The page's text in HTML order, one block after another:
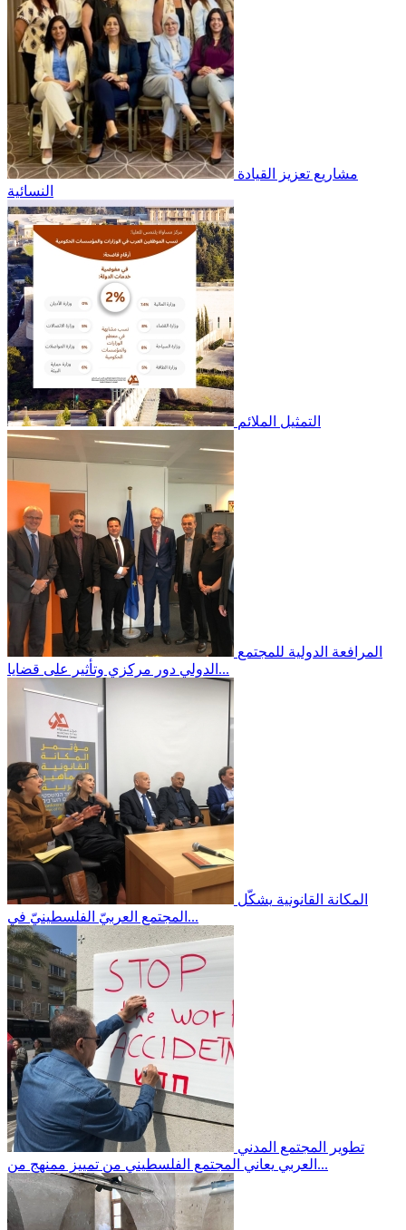
النسائية
التمثيل الملائم
المرافعة الدولية للمجتمع
الدولي دور مركزي وتأثير على قضايا...
المكانة القانونية يشكّل
المجتمع العربيّ الفلسطينيّ في...
العربي يعاني المجتمع الفلسطيني من تمييز ممنهج من...